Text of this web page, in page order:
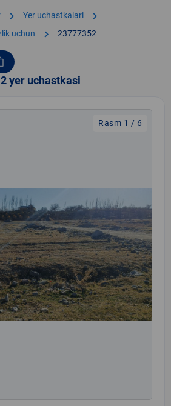
chevron_right Yer uchastkalari chevron_right
uchun chevron_right 23777352
yer uchastkasi
Rasm 1 / 6